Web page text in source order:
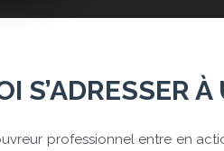
S’ADRESSER
professionnel entre en